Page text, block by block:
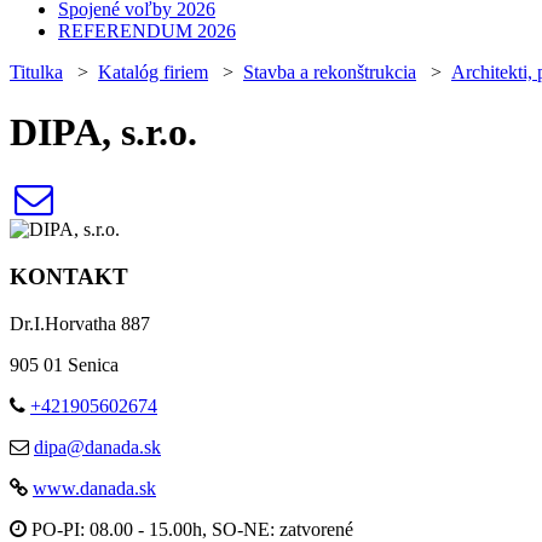
Spojené voľby 2026
REFERENDUM 2026
Titulka > Katalóg firiem > Stavba a rekonštrukcia > Architekti,
DIPA, s.r.o.
KONTAKT
Dr.I.Horvatha 887
905 01 Senica
+421905602674
dipa@danada.sk
www.danada.sk
PO-PI: 08.00 - 15.00h, SO-NE: zatvorené